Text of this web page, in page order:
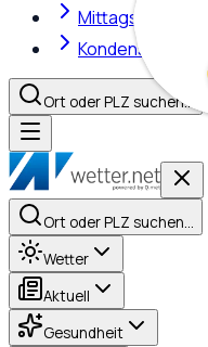
Mittagshitze
Kondensstreifen
Ort oder PLZ suchen…
Ort oder PLZ suchen…
Wetter
Aktuell
Gesundheit